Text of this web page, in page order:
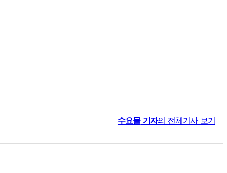
수요몰기자의 전체기사 보기